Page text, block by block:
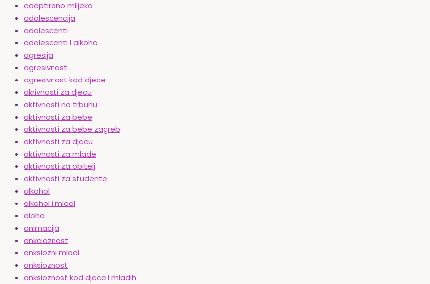
adaptirano mlijeko
adolescencija
adolescenti
adolescenti i alkoho
agresija
agresivnost
agresivnost kod djece
akrivnosti za djecu
aktivnosti na trbuhu
aktivnosti za bebe
aktivnosti za bebe zagreb
aktivnosti za djecu
aktivnosti za mlade
aktivnosti za obitelj
aktivnosti za studente
alkohol
alkohol i mladi
aloha
animacija
ankcioznost
anksiozni mladi
anksioznost
anksioznost kod djece i mladih